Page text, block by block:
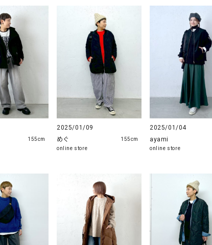
155cm
2025/01/09
めぐ
online store
155cm
2025/01/04
ayami
online store